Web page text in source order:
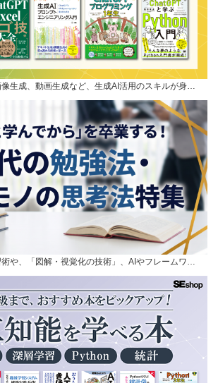
生成、動画生成など、生成AI活用のスキルが身…
術や、「図解・視覚化の技術」、AIやフレームワ…